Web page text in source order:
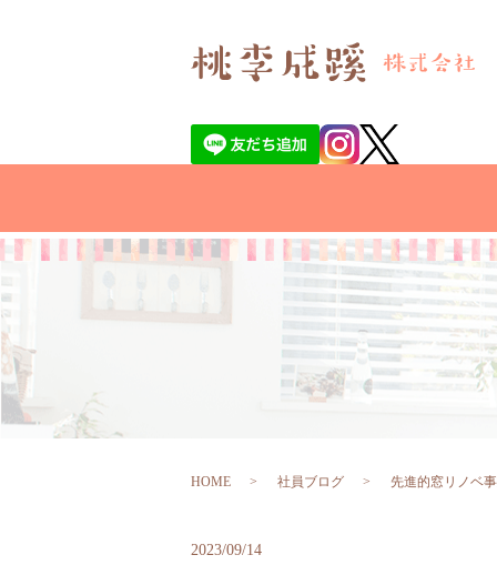
HOME 社員ブログ 先進的窓リノベ
2023/09/14